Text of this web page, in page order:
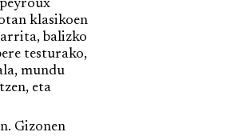
klasikoen
balizko
testurako,
mundu
eta
Gizonen